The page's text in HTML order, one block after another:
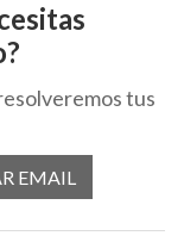
tus
EMAIL